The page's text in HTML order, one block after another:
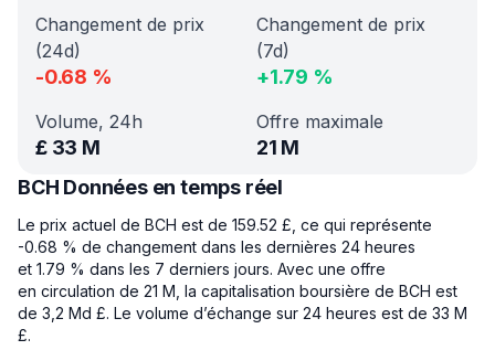
Changement de prix
(24d)
-0.68 %
Changement de prix
(7d)
+1.79 %
Volume, 24h
£ 33 M
Offre maximale
21 M
BCH Données en temps réel
Le prix actuel de BCH est de 159.52 £, ce qui représente
-0.68 % de changement dans les dernières 24 heures
et 1.79 % dans les 7 derniers jours. Avec une offre
en circulation de 21 M, la capitalisation boursière de BCH est
de 3,2 Md £. Le volume d’échange sur 24 heures est de 33 M
£.